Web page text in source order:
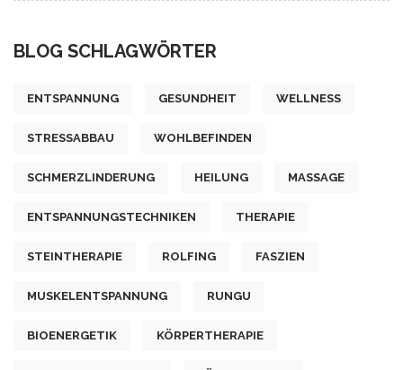
BLOG SCHLAGWÖRTER
ENTSPANNUNG GESUNDHEIT WELLNESS
STRESSABBAU WOHLBEFINDEN
SCHMERZLINDERUNG HEILUNG MASSAGE
ENTSPANNUNGSTECHNIKEN THERAPIE
STEINTHERAPIE ROLFING FASZIEN
MUSKELENTSPANNUNG RUNGU
BIOENERGETIK KÖRPERTHERAPIE